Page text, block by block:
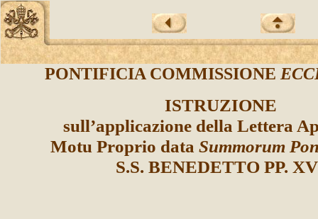
PONTIFICIA COMMISSIONE
ISTRUZIONE
sull’applicazione della Lettera
Motu Proprio data Summorum
S.S. BENEDETTO PP.